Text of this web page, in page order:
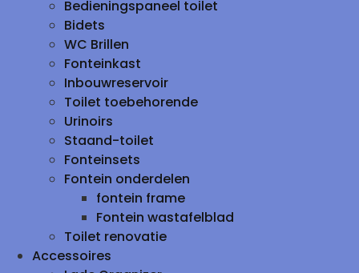
Bedieningspaneel toilet
Bidets
WC Brillen
Fonteinkast
Inbouwreservoir
Toilet toebehorende
Urinoirs
Staand-toilet
Fonteinsets
Fontein onderdelen
fontein frame
Fontein wastafelblad
Toilet renovatie
Accessoires